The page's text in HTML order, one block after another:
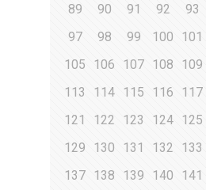
89
90 91 92 93
97
98 99 100 101
105
106 107 108 109
113
114 115 116 117
121
122 123 124 125
129
130 131 132 133
137 138 139 140 141